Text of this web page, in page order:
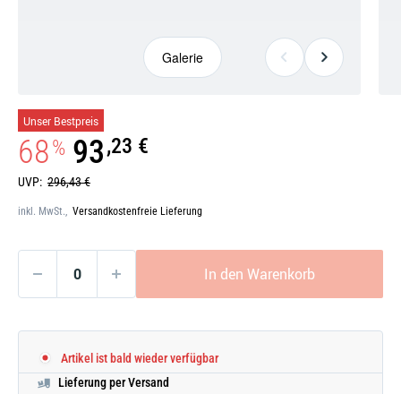
Galerie
öffnen
Galerie
UVP: 296,43 €
68% 93,23 €
Unser Bestpreis
inkl. MwSt., Versandkostenfreie Lieferung
In den Warenkorb
Artikel ist bald wieder verfügbar
Lieferung per Versand